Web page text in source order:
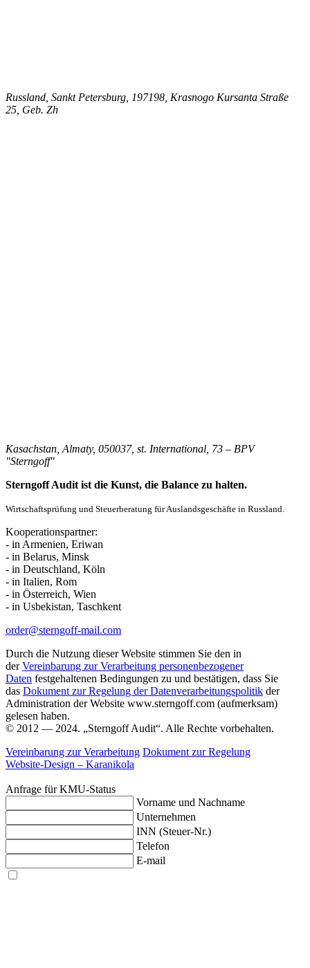
Russland, Sankt Petersburg, 197198, Krasnogo Kursanta Straße
25, Geb. Zh
Kasachstan, Almaty, 050037, st. International, 73 – BPV
"Sterngoff"
Sterngoff Audit ist die Kunst, die Balance zu halten.
Wirtschaftsprüfung und Steuerberatung für Auslandsgeschäfte in Russland.
Kooperationspartner:
- in Armenien, Eriwan
- in Belarus, Minsk
- in Deutschland, Köln
- in Italien, Rom
- in Österreich, Wien
- in Usbekistan, Taschkent
order@sterngoff-mail.com
Durch die Nutzung dieser Website stimmen Sie den in
derVereinbarung zur Verarbeitung personenbezogener
Daten festgehaltenen Bedingungen zu und bestätigen, dass Sie
das Dokument zur Regelung der Datenverarbeitungspolitik der
Administration der Website www.sterngoff.com (aufmerksam)
gelesen haben.
© 2012 — 2024. „Sterngoff Audit“. Alle Rechte vorbehalten.
Vereinbarung zur Verarbeitung Dokument zur Regelung
Website-Design – Karanikola
Anfrage für KMU-Status
Vorname und Nachname
Unternehmen
INN (Steuer-Nr.)
Telefon
E-mail